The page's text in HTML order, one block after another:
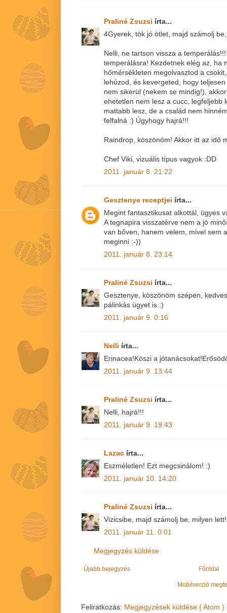
Praliné Zsuzsi írta...
4Gyerek, tök jó ötlet, majd számolj
Nelli, ne tartson vissza a
temperálásra! Kezdetnek elég az, ha
hőmérsékleten megolvasztod a
lehúzod, és kevergeted, hogy
nem sikerül (nekem se mindig!),
ehetetlen nem lesz a cucc, legfeljebb
mattabb lesz, de a család nem
felfalná :) Úgyhogy hajrá!!!
Raindrop, köszönöm! Akkor itt az idő
Chef Viki, vizuális típus vagyok :DD
2011. január 8. 21:22
Gesztenye receptjei írta...
Megint fantasztikusat alkottál, ügyes
A tegnapira visszatérve nem a jó
van bőven, hanem velem, mivel sem
meginni :-))
2011. január 8. 23:14
Praliné Zsuzsi írta...
Gesztenye, köszönöm szépen,
pálinkás ügyet is :)
2011. január 9. 0:16
Nelli írta...
Erinacea!Köszi a
2011. január 9. 13:44
Praliné Zsuzsi írta...
Nelli, hajrá!!!
2011. január 9. 19:43
Lazac írta...
Eszméletlen! Ezt megcsinálom! :)
2011. január 10. 14:20
Praliné Zsuzsi írta...
Vizicsibe, majd számolj be, milyen lett!
2011. január 11. 0:01
Megjegyzés küldése
Újabb bejegyzés Főoldal
Mobilverzió
Feliratkozás: Megjegyzések küldése ( Atom )